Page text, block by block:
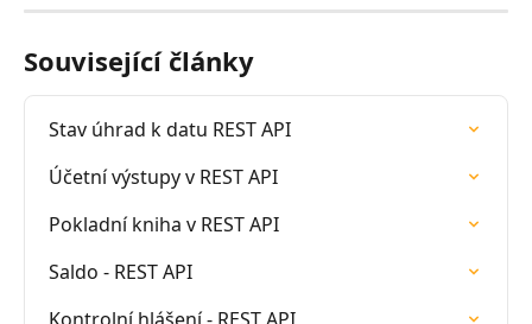
Související články
Stav úhrad k datu REST API
Účetní výstupy v REST API
Pokladní kniha v REST API
Saldo - REST API